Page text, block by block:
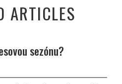
ARTICLES
sezónu?